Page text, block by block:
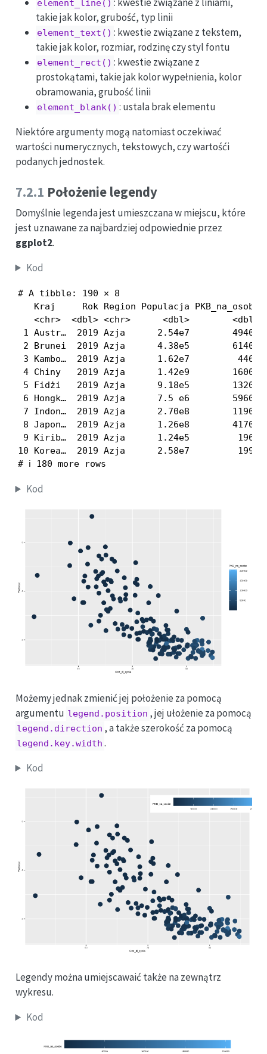
element_line()
takie jak kolor, grubość, typ linii
element_text() : kwestie związane z tekstem,
takie jak kolor, rozmiar, rodzinę czy styl fontu
element_rect() : kwestie związane z
prostokątami, takie jak kolor wypełnienia, kolor
obramowania, grubość linii
element_blank() : ustala brak elementu
Niektóre argumenty mogą natomiast oczekiwać
wartości numerycznych, tekstowych, czy wartośći
podanych jednostek.
7.2.1 Położenie legendy
Domyślnie legenda jest umieszczana w miejscu, które
jest uznawane za najbardziej odpowiednie przez
ggplot2.
Kod
# A tibble: 190 × 8
Kraj     Rok Region Populacja PKB_na_osobe
<chr>  <dbl> <chr>      <dbl>        <dbl>
1 Austr…  2019 Azja      2.54e7
2 Brunei  2019 Azja      4.38e5
3 Kambo…  2019 Azja      1.62e7
4 Chiny   2019 Azja      1.42e9
5 Fidżi   2019 Azja      9.18e5
6 Hongk…  2019 Azja      7.5 e6
7 Indon…  2019 Azja      2.70e8
8 Japon…  2019 Azja      1.26e8
9 Kirib…  2019 Azja      1.24e5
10 Korea…  2019 Azja      2.58e7
# ℹ 180 more rows
Kod
Możemy jednak zmienić jej położenie za pomocą
argumentu legend.position , jej ułożenie za pomocą
legend.direction , a także szerokość za pomocą
legend.key.width .
Kod
Legendy można umiejscawaić także na zewnątrz
wykresu.
Kod